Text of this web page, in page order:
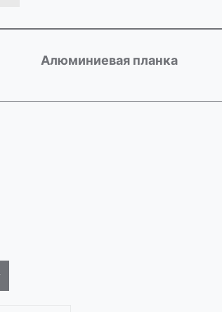
Алюминиевая планка